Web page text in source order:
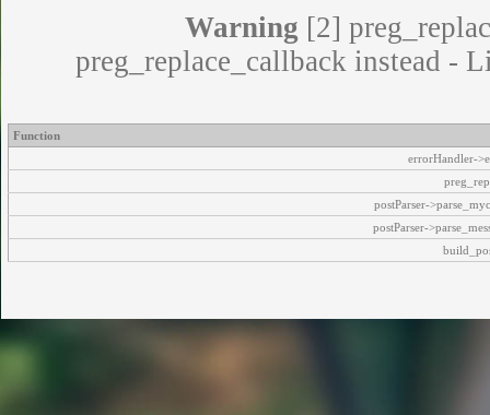
Warning [2]
preg_replace_callback instead -
Function
errorHandler-
postParser-
postParser-